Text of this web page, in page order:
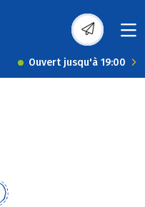
Ouvert jusqu'à 19:00